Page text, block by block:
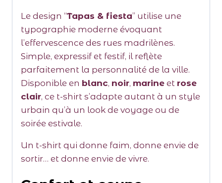
Le design “Tapas & fiesta” utilise une
typographie moderne évoquant
l’effervescence des rues madrilènes.
Simple, expressif et festif, il reflète
parfaitement la personnalité de la ville.
Disponible en blanc, noir, marine et rose
clair, ce t-shirt s’adapte autant à un style
urbain qu’à un look de voyage ou de
soirée estivale.
Un t-shirt qui donne faim, donne envie de
sortir… et donne envie de vivre.